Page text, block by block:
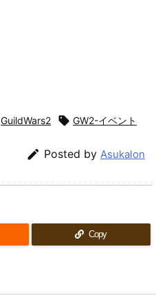
GuildWars2  GW2-イベント
 Posted by Asukalon
Copy